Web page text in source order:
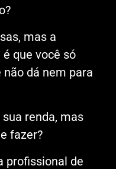
mas a
que você só
dá nem para
renda, mas
fazer?
profissional de